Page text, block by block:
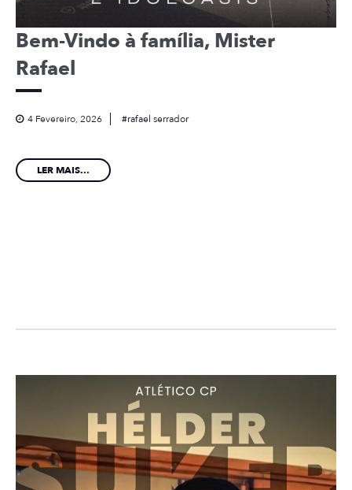
Bem-Vindo à família, Mister
Rafael
4 Fevereiro, 2026 rafael serrador
LER MAIS...